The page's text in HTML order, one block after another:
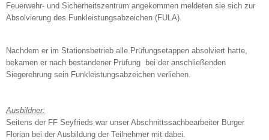
Feuerwehr- und Sicherheitszentrum angekommen meldeten sie sich zur
Absolvierung des Funkleistungsabzeichen (FULA).
Nachdem er im Stationsbetrieb alle Prüfungsetappen absolviert hatte,
bekamen er nach bestandener Prüfung bei der anschließenden
Siegerehrung sein Funkleistungsabzeichen verliehen.
Ausbildner:
Seitens der FF Seyfrieds war unser Abschnittssachbearbeiter Burger
Florian bei der Ausbildung der Teilnehmer mit dabei.